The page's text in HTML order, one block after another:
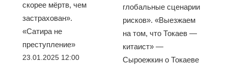
скорее мёртв, чем
застрахован».
«Сатира не
преступление»
23.01.2025 12:00
глобальные сценарии
рисков». «Выезжаем
на том, что Токаев —
китаист» —
Сыроежкин о Токаеве